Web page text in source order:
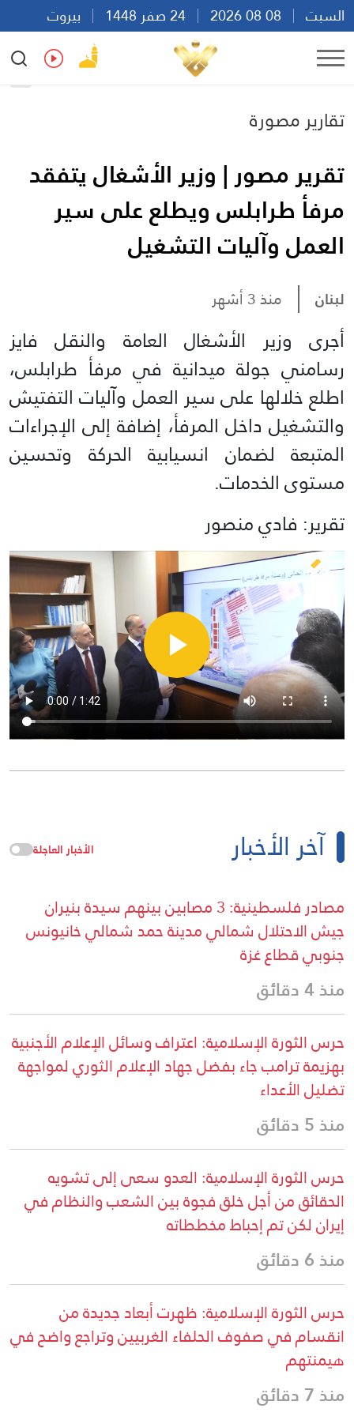
السبت
بيروت
08:51
Ar
تقارير مصورة
تقرير مصور | وزير الأشغال يتفقد
مرفأ طرابلس ويطلع على سير
العمل وآليات التشغيل
لبنان منذ 3 أشهر
أجرى وزير الأشغال العامة والنقل فايز
رسامني جولة ميدانية في مرفأ طرابلس،
اطلع خلالها على سير العمل وآليات التفتيش
والتشغيل داخل المرفأ، إضافة إلى الإجراءات
المتبعة لضمان انسيابية الحركة وتحسين
مستوى الخدمات.
تقرير: فادي منصور
آخر الأخبار الأخبار العاجلة
مصادر فلسطينية: 3 مصابين بينهم سيدة بنيران
جيش الاحتلال شمالي مدينة حمد شمالي خانيونس
جنوبي قطاع غزة
منذ 4 دقائق
حرس الثورة الإسلامية: اعتراف وسائل الإعلام الأجنبية
بهزيمة ترامب جاء بفضل جهاد الإعلام الثوري لمواجهة
تضليل الأعداء
منذ 5 دقائق
حرس الثورة الإسلامية: العدو سعى إلى تشويه
الحقائق من أجل خلق فجوة بين الشعب والنظام في
إيران لكن تم إحباط مخططاته
منذ 6 دقائق
حرس الثورة الإسلامية: ظهرت أبعاد جديدة من
انقسام في صفوف الحلفاء الغربيين وتراجع واضح في
هيمنتهم
منذ 7 دقائق